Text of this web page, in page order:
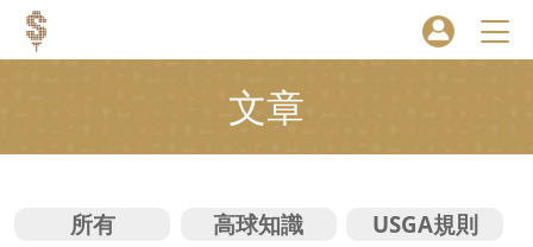
文章
所有 高球知識
USGA規則